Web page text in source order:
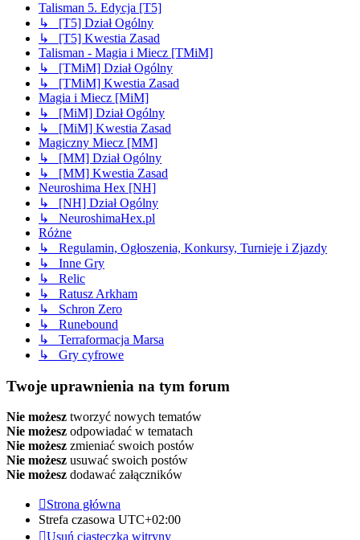
Talisman 5. Edycja [T5]
↳ [T5] Dział Ogólny
↳ [T5] Kwestia Zasad
Talisman - Magia i Miecz [TMiM]
↳ [TMiM] Dział Ogólny
↳ [TMiM] Kwestia Zasad
Magia i Miecz [MiM]
↳ [MiM] Dział Ogólny
↳ [MiM] Kwestia Zasad
Magiczny Miecz [MM]
↳ [MM] Dział Ogólny
↳ [MM] Kwestia Zasad
Neuroshima Hex [NH]
↳ [NH] Dział Ogólny
↳ NeuroshimaHex.pl
Różne
↳ Regulamin, Ogłoszenia, Konkursy, Turnieje i Zjazdy
↳ Inne Gry
↳ Relic
↳ Ratusz Arkham
↳ Schron Zero
↳ Runebound
↳ Terraformacja Marsa
↳ Gry cyfrowe
Twoje uprawnienia na tym forum
Nie możesz tworzyć nowych tematów
Nie możesz odpowiadać w tematach
Nie możesz zmieniać swoich postów
Nie możesz usuwać swoich postów
Nie możesz dodawać załączników
Strona główna
Strefa czasowa UTC+02:00
Usuń ciasteczka witryny